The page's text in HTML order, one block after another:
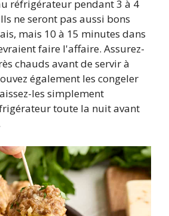
réfrigérateur pendant 3 à 4
ne seront pas aussi bons
mais 10 à 15 minutes dans
faire l'affaire. Assurez-
chauds avant de servir à
également les congeler
les simplement
toute la nuit avant